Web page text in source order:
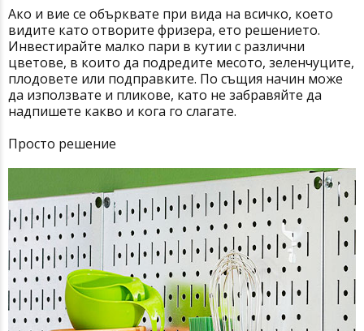
Ако и вие се обърквате при вида на всичко, което
видите като отворите фризера, ето решението.
Инвестирайте малко пари в кутии с различни
цветове, в които да подредите месото, зеленчуците,
плодовете или подправките. По същия начин може
да използвате и пликове, като не забравяйте да
надпишете какво и кога го слагате.
Просто решение